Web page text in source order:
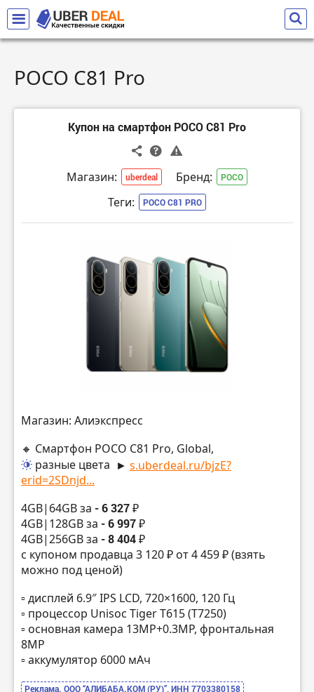
POCO C81 Pro
Купон на смартфон POCO C81 Pro
Магазин: uberdeal Бренд: POCO
Теги: POCO C81 PRO
Магазин: Алиэкспресс
🔸 Смартфон POCO C81 Pro, Global,
разные цвета ► s.uberdeal.ru/bjzE?
erid=2SDnjd...
4GB|64GB за - 6 327 ₽
4GB|128GB за - 6 997 ₽
4GB|256GB за - 8 404 ₽
с купоном продавца 3 120 ₽ от 4 459 ₽ (взять
можно под ценой)
▫️ дисплей 6.9″ IPS LCD, 720×1600, 120 Гц
▫️ процессор Unisoc Tiger T615 (T7250)
▫️ основная камера 13МР+0.3MP, фронтальная
8МР
▫️ аккумулятор 6000 мАч
Реклама. ООО “АЛИБАБА.КОМ (РУ)”, ИНН 7703380158